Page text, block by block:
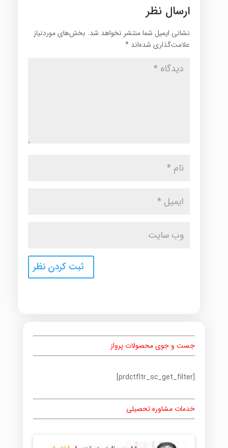
ارسال نظر
نشانی ایمیل شما منتشر نخواهد شد. بخش‌های موردنیاز
علامت‌گذاری شده‌اند *
جست و جوی محصولات پرواز
[prdctfltr_sc_get_filter]
خدمات مشاوره تحصیلی